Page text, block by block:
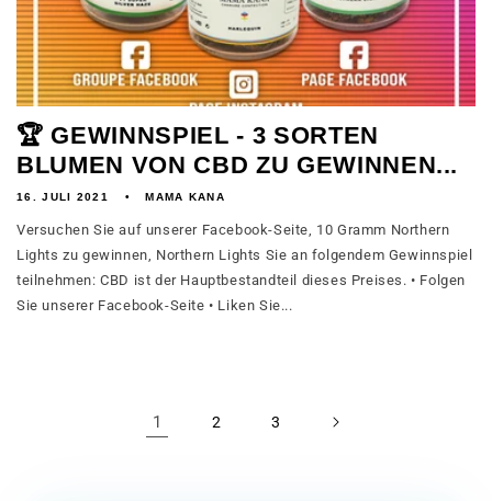
🏆 GEWINNSPIEL - 3 SORTEN
BLUMEN VON CBD ZU GEWINNEN...
16. JULI 2021 MAMA KANA
Versuchen Sie auf unserer Facebook-Seite, 10 Gramm Northern
Lights zu gewinnen, Northern Lights Sie an folgendem Gewinnspiel
teilnehmen: CBD ist der Hauptbestandteil dieses Preises. • Folgen
Sie unserer Facebook-Seite • Liken Sie...
1 2 3